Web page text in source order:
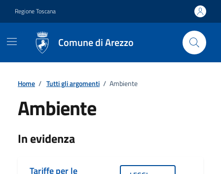
Regione Toscana
Comune di Arezzo
Home / Tutti gli argomenti / Ambiente
Ambiente
Dettagli
In evidenza
Tariffe per le